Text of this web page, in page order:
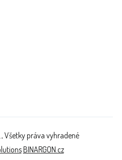
Všetky práva vyhradené
BINARGON.cz